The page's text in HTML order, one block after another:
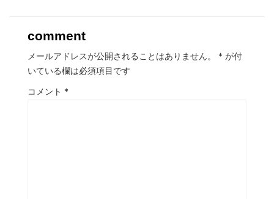
comment
メールアドレスが公開されることはありません。 * が付
いている欄は必須項目です
コメント *